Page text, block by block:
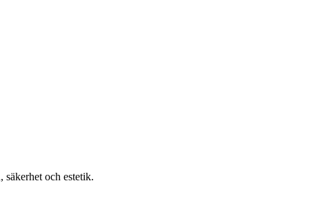
säkerhet och estetik.